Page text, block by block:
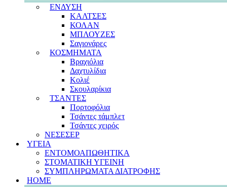
ΕΝΔΥΣΗ
ΚΑΛΤΣΕΣ
ΚΟΛΑΝ
ΜΠΛΟΥΖΕΣ
Σαγιονάρες
ΚΟΣΜΗΜΑΤΑ
Βραχιόλια
Δαχτυλίδια
Κολιέ
Σκουλαρίκια
ΤΣΑΝΤΕΣ
Πορτοφόλια
Τσάντες τάμπλετ
Τσάντες χειρός
ΝΕΣΕΣΕΡ
ΥΓΕΙΑ
ΕΝΤΟΜΟΑΠΩΘΗΤΙΚΑ
ΣΤΟΜΑΤΙΚΗ ΥΓΕΙΝΗ
ΣΥΜΠΛΗΡΩΜΑΤΑ ΔΙΑΤΡΟΦΗΣ
HOME